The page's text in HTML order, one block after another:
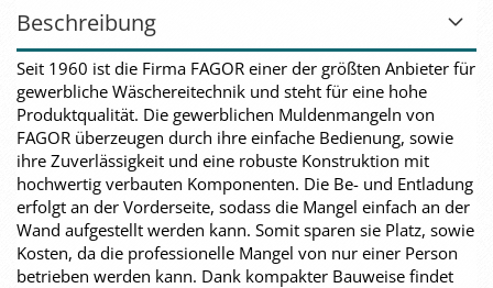
Beschreibung
Seit 1960 ist die Firma FAGOR einer der größten Anbieter für
gewerbliche Wäschereitechnik und steht für eine hohe
Produktqualität. Die gewerblichen Muldenmangeln von
FAGOR überzeugen durch ihre einfache Bedienung, sowie
ihre Zuverlässigkeit und eine robuste Konstruktion mit
hochwertig verbauten Komponenten. Die Be- und Entladung
erfolgt an der Vorderseite, sodass die Mangel einfach an der
Wand aufgestellt werden kann. Somit sparen sie Platz, sowie
Kosten, da die professionelle Mangel von nur einer Person
betrieben werden kann. Dank kompakter Bauweise findet